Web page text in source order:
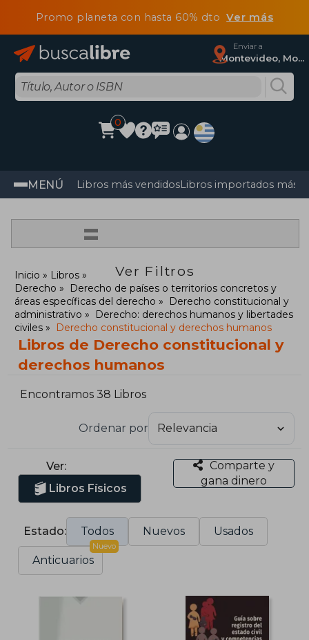
Promo planeta con hasta 60% dtoVer más
Enviar a
Montevideo, Montevideo
0
MENÚ Libros más vendidosLibros importados más
=
Ver Filtros
Inicio
Libros
Derecho
Derecho de países o territorios concretos y
áreas específicas del derecho
Derecho constitucional y
administrativo
Derecho: derechos humanos y libertades
civiles
Derecho constitucional y derechos humanos
Libros de Derecho constitucional y
derechos humanos
Encontramos 38 Libros
Ordenar por
Ver:
Libros Físicos
Comparte y
gana dinero
Estado: Todos Nuevos Usados
Anticuarios
Nuevo